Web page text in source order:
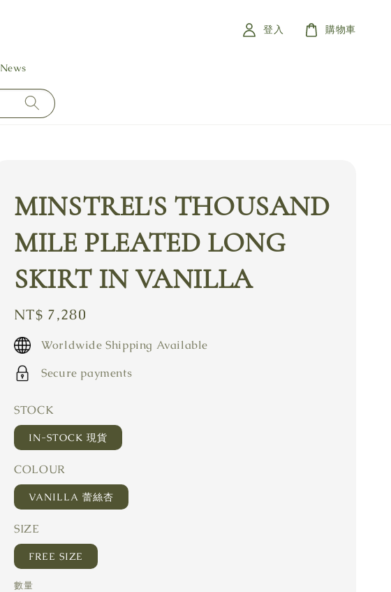
News
登入 購物車
MINSTREL'S THOUSAND
MILE PLEATED LONG
SKIRT IN VANILLA
Regular
price
NT$ 7,280
Worldwide Shipping Available
Secure payments
STOCK
IN-STOCK 現貨
COLOUR
VANILLA 蕾絲杏
SIZE
FREE SIZE
數量